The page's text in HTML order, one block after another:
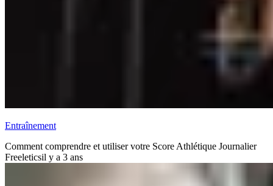
Entraînement
Comment comprendre et utiliser votre Score Athlétique Journalier
Freeleticsil y a 3 ans